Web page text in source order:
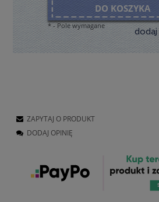
DO KOSZYKA
*- Pole wymagane
ZAPYTAJ O PRODUKT
DODAJ OPINIĘ